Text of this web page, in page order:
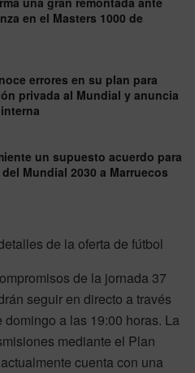
en el Masters 1000 de
errores en su plan para
privada al Mundial y anuncia
un supuesto acuerdo para
Mundial 2030 a Marruecos
de la oferta de fútbol
de la jornada 37
seguir en directo a través
a las 19:00 horas. La
mediante el Plan
cuenta con una